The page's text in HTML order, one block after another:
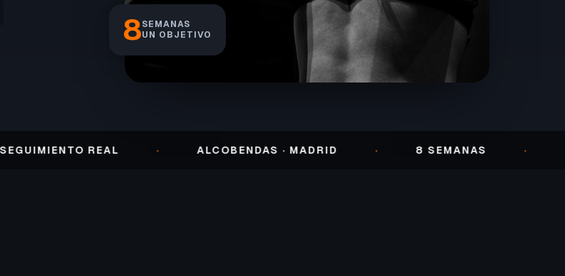
8SEMANAS
UN OBJETIVO
REAL · ALCOBENDAS · MADRID · 8 SEMANAS ·